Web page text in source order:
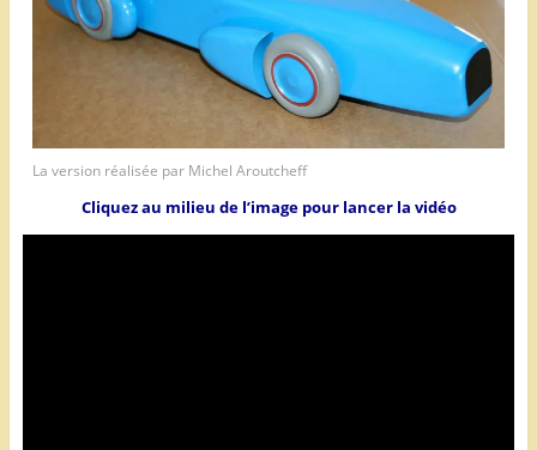
La version réalisée par Michel Aroutcheff
Cliquez au milieu de l’image pour lancer la vidéo